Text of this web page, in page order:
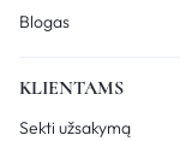
Blogas
KLIENTAMS
Sekti užsakymą